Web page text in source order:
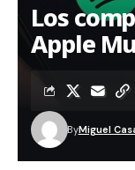
Los
Apple
ByMiguel